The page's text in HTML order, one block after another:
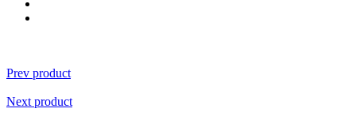
Prev product
Next product